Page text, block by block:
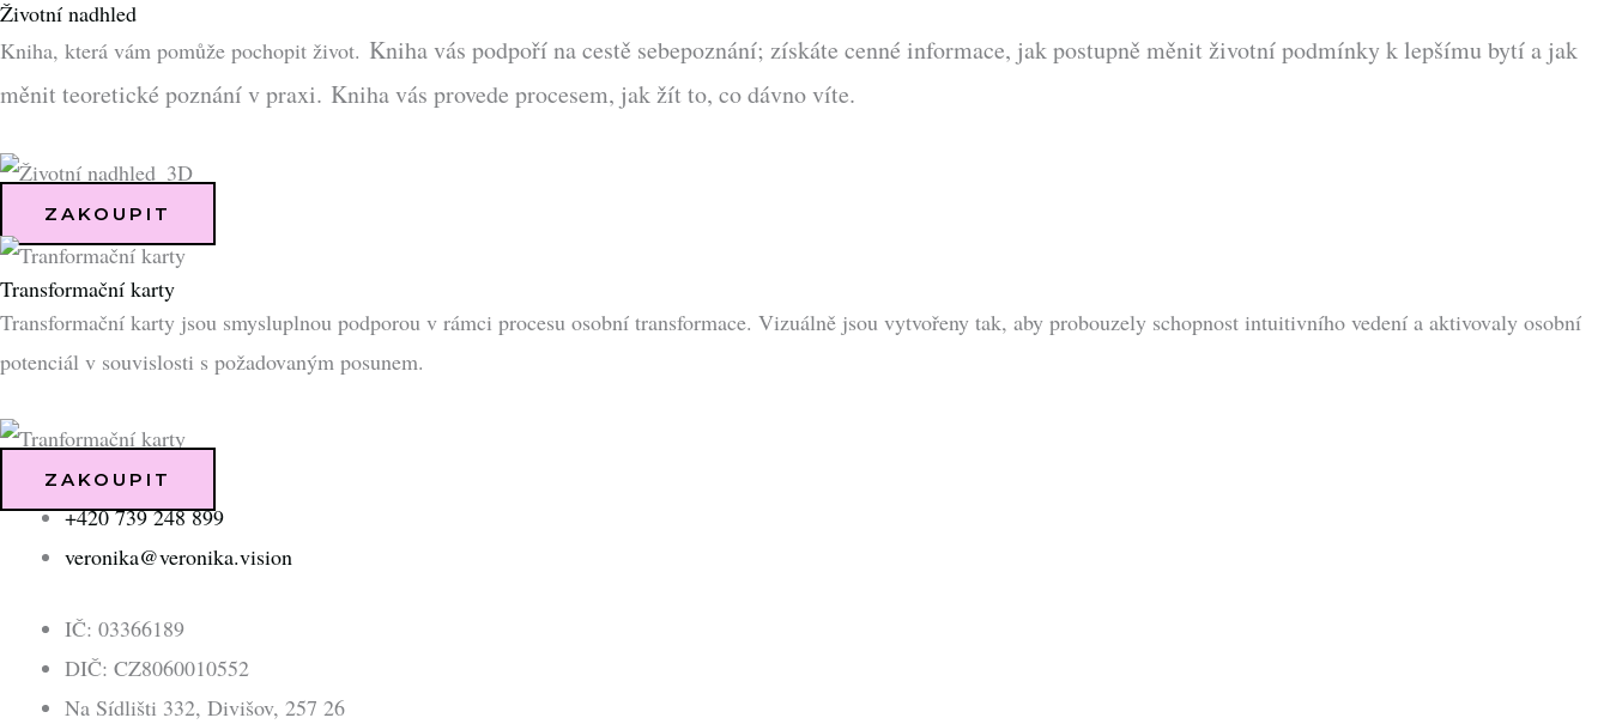
Životní nadhled
Kniha, která vám pomůže pochopit život. Kniha vás podpoří na cestě sebepoznání; získáte cenné informace, jak postupně měnit životní podmínky k lepšímu bytí a jak
měnit teoretické poznání v praxi. Kniha vás provede procesem, jak žít to, co dávno víte.
ZAKOUPIT
Transformační karty
Transformační karty jsou smysluplnou podporou v rámci procesu osobní transformace. Vizuálně jsou vytvořeny tak, aby probouzely schopnost intuitivního vedení a aktivovaly osobní
potenciál v souvislosti s požadovaným posunem.
ZAKOUPIT
+420 739 248 899
veronika@veronika.vision
IČ: 03366189
DIČ: CZ8060010552
Na Sídlišti 332, Divišov, 257 26